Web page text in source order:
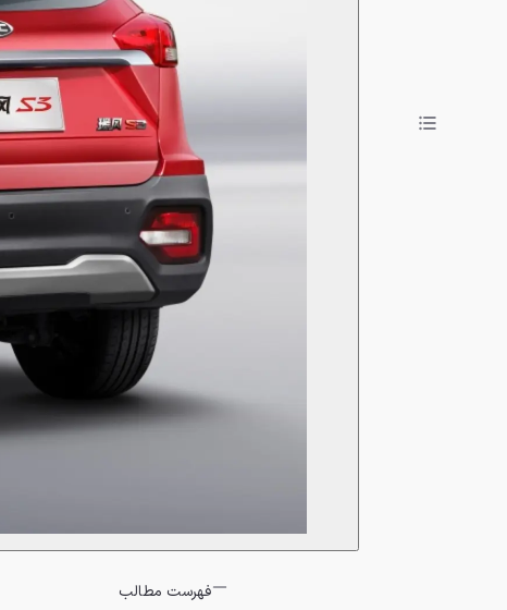
فهرست مطالب